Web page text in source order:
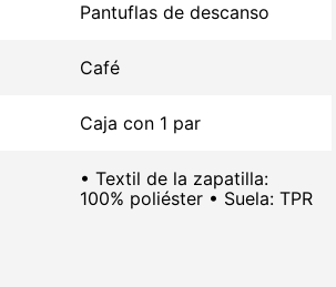
Pantuflas de descanso
Café
Caja con 1 par
• Textil de la zapatilla:
100% poliéster • Suela: TPR